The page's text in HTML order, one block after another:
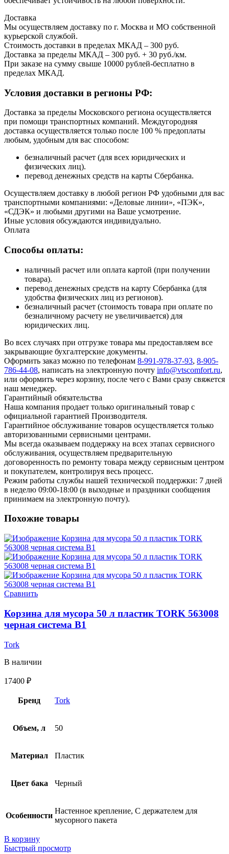
Доставка
Мы осуществляем доставку по г. Москва и МО собственной
курьерской службой.
Стоимость доставки в пределах МКАД – 300 руб.
Доставка за пределы МКАД – 300 руб. + 30 руб./км.
При заказе на сумму свыше 10000 рублей-бесплатно в
пределах МКАД.
Условия доставки в регионы РФ:
Доставка за пределы Московского региона осуществляется
при помощи транспортных компаний. Междугородняя
доставка осуществляется только после 100 % предоплаты
любым, удобным для вас способом:
безналичный расчет (для всех юридических и
физических лиц).
перевод денежных средств на карты Сбербанка.
Осуществляем доставку в любой регион РФ удобными для вас
транспортными компаниями: «Деловые линии», «ПЭК»,
«СДЭК» и любыми другими на Ваше усмотрение.
Иные условия обсуждаются индивидуально.
Оплата
Способы оплаты:
наличный расчет или оплата картой (при получении
товара).
перевод денежных средств на карту Сбербанка (для
удобства физических лиц из регионов).
безналичный расчет (стоимость товара при оплате по
безналичному расчету не увеличивается) для
юридических лиц.
Во всех случаях при отгрузке товара мы предоставляем все
закрывающие бухгалтерские документы.
Оформить заказ можно по телефонам 8-991-978-37-93, 8-905-
786-44-08, написать на электронную почту info@vtscomfort.ru,
или оформить через корзину, после чего с Вами сразу свяжется
наш менеджер.
Гарантийный обязательства
Наша компания продает только оригинальный товар с
официальной гарантией Производителя.
Гарантийное обслуживание товаров осуществляется только
авторизованными сервисными центрами.
Мы всегда оказываем поддержку на всех этапах сервисного
обслуживания, осуществляем предварительную
договоренность по ремонту товара между сервисным центром
и покупателем, контролируя весь процесс.
Режим работы службы нашей технической поддержки: 7 дней
в неделю 09:00-18:00 (в выходные и праздники сообщения
принимаем на электронную почту).
Похожие товары
Сравнить
Корзина для мусора 50 л пластик TORK 563008
черная система B1
Tork
В наличии
17400 ₽
Бренд Tork
Объем, л 50
Материал Пластик
Цвет бака Черный
Особенности
Настенное крепление, С держателем для
мусорного пакета
В корзину
Быстрый просмотр